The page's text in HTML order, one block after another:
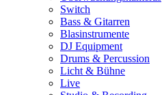
Switch
Bass & Gitarren
Blasinstrumente
DJ Equipment
Drums & Percussion
Licht & Bühne
Live